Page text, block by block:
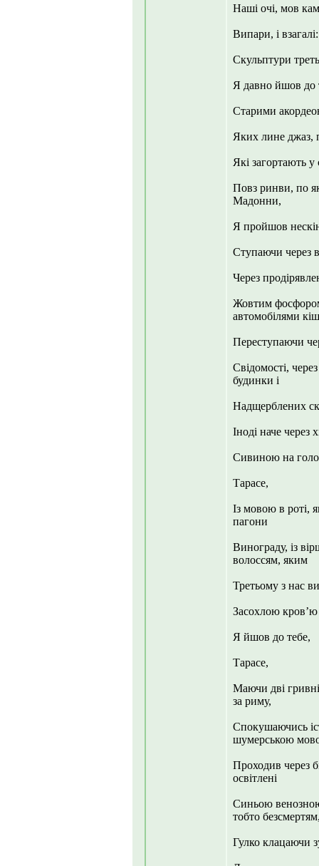
Наші очі, мов
Випари, і
Скульптури
Я давно йшов до
Старими
Яких лине джаз,
Які загортають у
Повз ринви, по
Мадонни,
Я пройшов
Ступаючи через
Через
Жовтим
автомобілями
Переступаючи
Свідомості,
будинки і
Надщерблених
Іноді наче через
Сивиною на
Тарасе,
Із мовою в роті,
пагони
Винограду, із
волоссям, яким
Третьому з нас
Засохлою кров’ю
Я йшов до тебе,
Тарасе,
Маючи дві
за риму,
Спокушаючись
шумерською
Проходив через
освітлені
Синьою
тобто
Гулко клацаючи